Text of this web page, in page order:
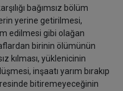
bağımsız bölüm
yerine getirilmesi,
edilmesi gibi olağan
birinin ölümünün
kılması, yüklenicinin
inşaatı yarım bırakıp
bitiremeyeceğinin